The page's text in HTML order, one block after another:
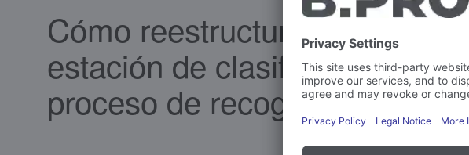
Cómo reestructura la
estación de clasificación el
proceso de recogida